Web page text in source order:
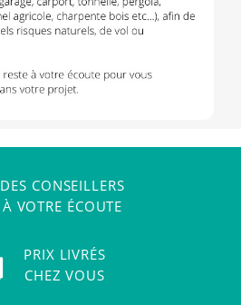
DES CONSEILLERS
À VOTRE ÉCOUTE
PRIX LIVRÉS
CHEZ VOUS